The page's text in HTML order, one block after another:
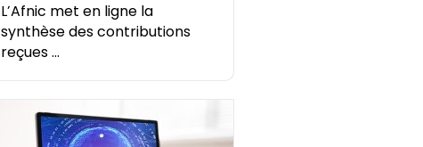
L’Afnic met en ligne la
synthèse des contributions
reçues ...